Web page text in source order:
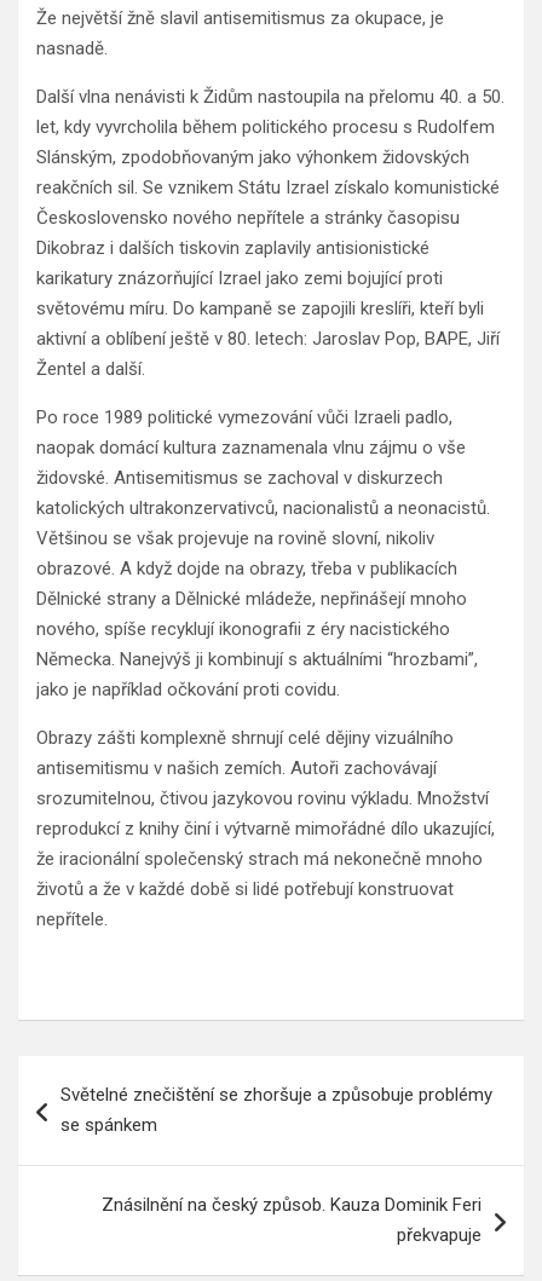
Že největší žně slavil antisemitismus za okupace, je
nasnadě.
Další vlna nenávisti k Židům nastoupila na přelomu 40. a 50.
let, kdy vyvrcholila během politického procesu s Rudolfem
Slánským, zpodobňovaným jako výhonkem židovských
reakčních sil. Se vznikem Státu Izrael získalo komunistické
Československo nového nepřítele a stránky časopisu
Dikobraz i dalších tiskovin zaplavily antisionistické
karikatury znázorňující Izrael jako zemi bojující proti
světovému míru. Do kampaně se zapojili kreslíři, kteří byli
aktivní a oblíbení ještě v 80. letech: Jaroslav Pop, BAPE, Jiří
Žentel a další.
Po roce 1989 politické vymezování vůči Izraeli padlo,
naopak domácí kultura zaznamenala vlnu zájmu o vše
židovské. Antisemitismus se zachoval v diskurzech
katolických ultrakonzervativců, nacionalistů a neonacistů.
Většinou se však projevuje na rovině slovní, nikoliv
obrazové. A když dojde na obrazy, třeba v publikacích
Dělnické strany a Dělnické mládeže, nepřinášejí mnoho
nového, spíše recyklují ikonografii z éry nacistického
Německa. Nanejvýš ji kombinují s aktuálními “hrozbami”,
jako je například očkování proti covidu.
Obrazy zášti komplexně shrnují celé dějiny vizuálního
antisemitismu v našich zemích. Autoři zachovávají
srozumitelnou, čtivou jazykovou rovinu výkladu. Množství
reprodukcí z knihy činí i výtvarně mimořádné dílo ukazující,
že iracionální společenský strach má nekonečně mnoho
životů a že v každé době si lidé potřebují konstruovat
nepřítele.
proSvětelné znečištění se zhoršuje a způsobuje problémy
se spánkem
Znásilnění na český způsob. Kauza Dominik Feri
překvapuje